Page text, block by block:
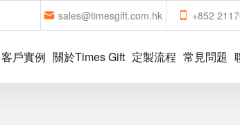
sales@timesgift.com.hk +852
客戶實例 關於Times Gift 定製流程 常見問題